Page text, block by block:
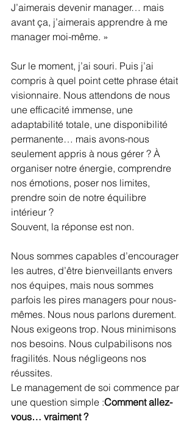
J’aimerais devenir manager… mais
avant ça, j’aimerais apprendre à me
manager moi-même. »
Sur le moment, j’ai souri. Puis j’ai
compris à quel point cette phrase était
visionnaire. Nous attendons de nous
une efficacité immense, une
adaptabilité totale, une disponibilité
permanente… mais avons-nous
seulement appris à nous gérer ? À
organiser notre énergie, comprendre
nos émotions, poser nos limites,
prendre soin de notre équilibre
intérieur ?
Souvent, la réponse est non.
Nous sommes capables d’encourager
les autres, d’être bienveillants envers
nos équipes, mais nous sommes
parfois les pires managers pour nous-
mêmes. Nous nous parlons durement.
Nous exigeons trop. Nous minimisons
nos besoins. Nous culpabilisons nos
fragilités. Nous négligeons nos
réussites.
Le management de soi commence par
une question simple :Comment allez-
vous… vraiment ?